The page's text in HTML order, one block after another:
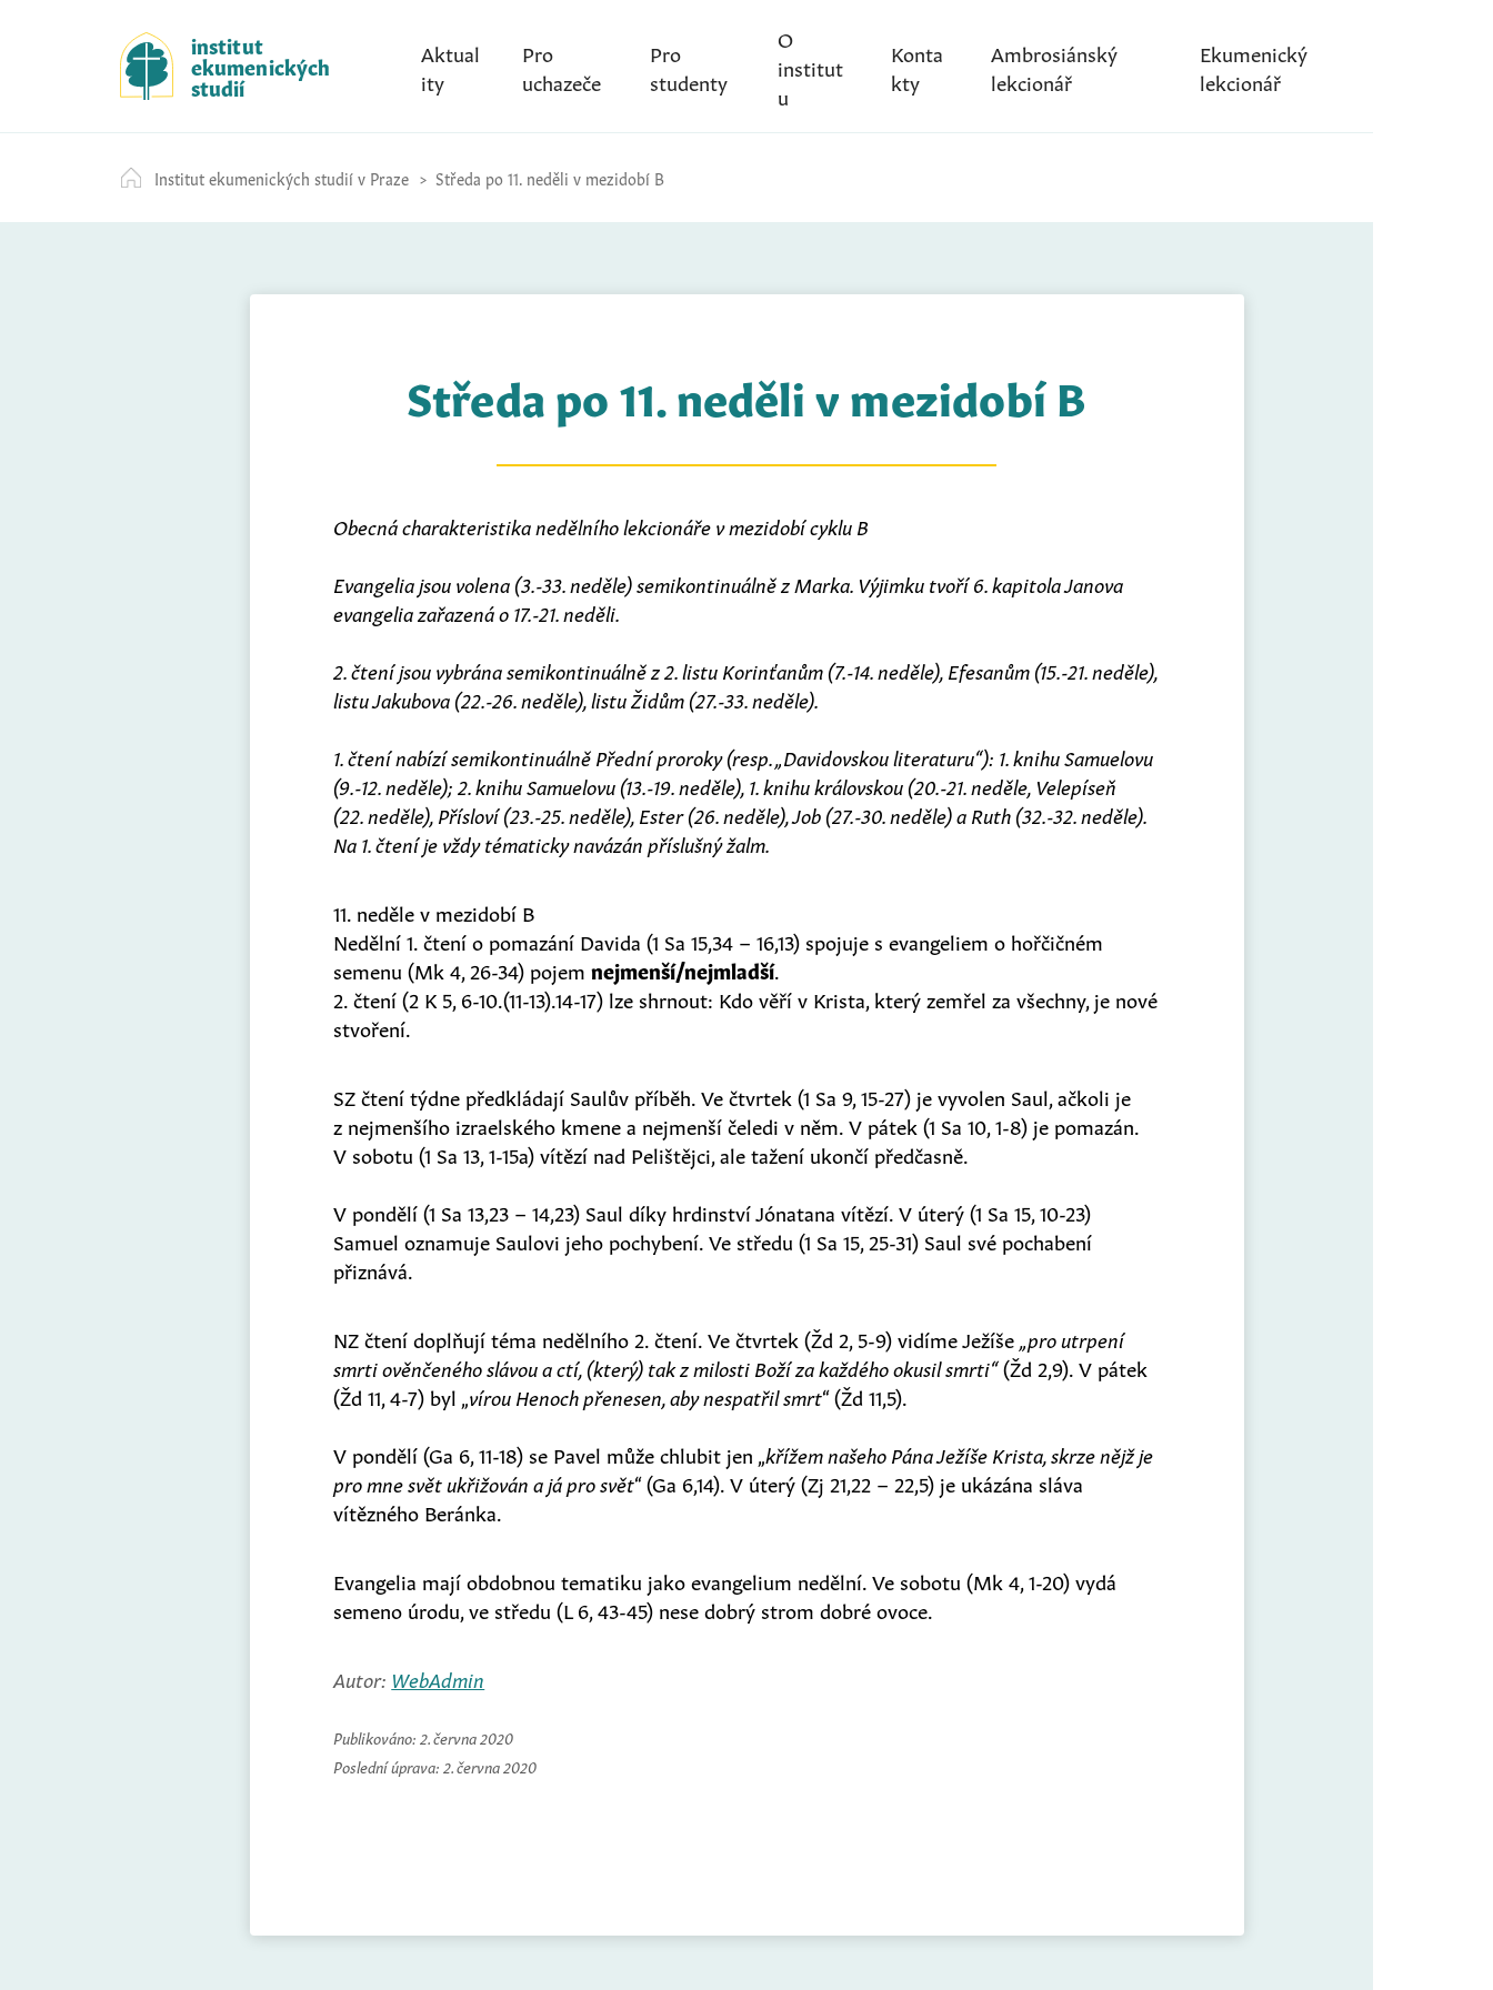
k
i
p
t
c
o
institut
ekumenických
studií
Aktual
ity
Pro
uchazeče
Pro
studenty
O
institut
u
Konta
kty
Ambrosiánský
lekcionář
Ekumenický
lekcionář
Institut ekumenických studií v Praze Středa po 11. neděli v mezidobí B
Středa po 11. neděli v mezidobí B
Obecná charakteristika nedělního lekcionáře v mezidobí cyklu B
Evangelia jsou volena (3.-33. neděle) semikontinuálně z Marka. Výjimku tvoří 6. kapitola Janova
evangelia zařazená o 17.-21. neděli.
2. čtení jsou vybrána semikontinuálně z 2. listu Korinťanům (7.-14. neděle), Efesanům (15.-21. neděle),
listu Jakubova (22.-26. neděle), listu Židům (27.-33. neděle).
1. čtení nabízí semikontinuálně Přední proroky (resp. „Davidovskou literaturu“): 1. knihu Samuelovu
(9.-12. neděle); 2. knihu Samuelovu (13.-19. neděle), 1. knihu královskou (20.-21. neděle, Velepíseň
(22. neděle), Přísloví (23.-25. neděle), Ester (26. neděle), Job (27.-30. neděle) a Ruth (32.-32. neděle).
Na 1. čtení je vždy tématicky navázán příslušný žalm.
11. neděle v mezidobí B
Nedělní 1. čtení o pomazání Davida (1 Sa 15,34 – 16,13) spojuje s evangeliem o hořčičném
semenu (Mk 4, 26-34) pojemnejmenší/nejmladší.
2. čtení (2 K 5, 6-10.(11-13).14-17) lze shrnout: Kdo věří v Krista, který zemřel za všechny, je nové
stvoření.
SZ čtení týdne předkládají Saulův příběh. Ve čtvrtek (1 Sa 9, 15-27) je vyvolen Saul, ačkoli je
z nejmenšího izraelského kmene a nejmenší čeledi v něm. V pátek (1 Sa 10, 1-8) je pomazán.
V sobotu (1 Sa 13, 1-15a) vítězí nad Pelištějci, ale tažení ukončí předčasně.
V pondělí (1 Sa 13,23 – 14,23) Saul díky hrdinství Jónatana vítězí. V úterý (1 Sa 15, 10-23)
Samuel oznamuje Saulovi jeho pochybení. Ve středu (1 Sa 15, 25-31) Saul své pochabení
přiznává.
NZ čtení doplňují téma nedělního 2. čtení. Ve čtvrtek (Žd 2, 5-9) vidíme Ježíše „pro utrpení
smrti ověnčeného slávou a ctí, (který) tak z milosti Boží za každého okusil smrti“(Žd 2,9). V pátek
(Žd 11, 4-7) byl „ vírou Henoch přenesen, aby nespatřil smrt“ (Žd 11,5).
V pondělí (Ga 6, 11-18) se Pavel může chlubit jen „ křížem našeho Pána Ježíše Krista, skrze nějž je
pro mne svět ukřižován a já pro svět“ (Ga 6,14). V úterý (Zj 21,22 – 22,5) je ukázána sláva
vítězného Beránka.
Evangelia mají obdobnou tematiku jako evangelium nedělní. Ve sobotu (Mk 4, 1-20) vydá
semeno úrodu, ve středu (L 6, 43-45) nese dobrý strom dobré ovoce.
Autor: WebAdmin
Publikováno: 2. června 2020
Poslední úprava: 2. června 2020